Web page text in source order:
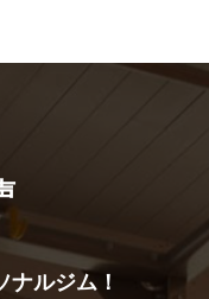
ルジム！